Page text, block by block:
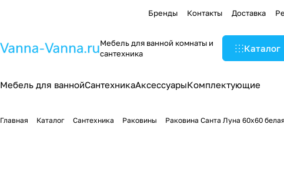
Бренды Контакты Доставка
Мебель для ванной комнаты и
сантехника
Каталог
Мебель для ваннойСантехникаАксессуарыКомплектующие
Главная Каталог Сантехника Раковины Раковина Санта Луна 60х60 белая